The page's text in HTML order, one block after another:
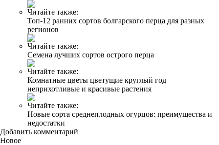
Читайте также:
Топ-12 ранних сортов болгарского перца для разных
регионов
Читайте также:
Семена лучших сортов острого перца
Читайте также:
Комнатные цветы цветущие круглый год —
неприхотливые и красивые растения
Читайте также:
Новые сорта среднеплодных огурцов: преимущества и
недостатки
Добавить комментарий
Новое